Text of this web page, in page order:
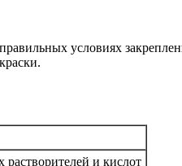
условиях
и кислот